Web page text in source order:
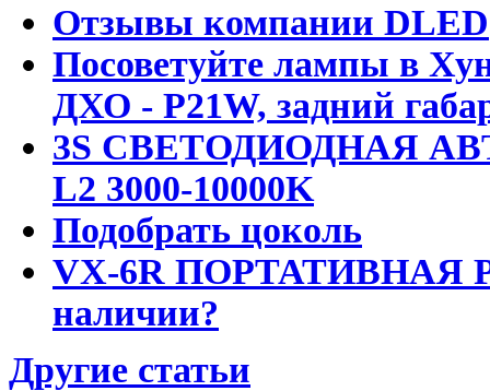
Отзывы компании DLED
Посоветуйте лампы в
ДХО - P21W, задний
3S СВЕТОДИОДНАЯ
L2 3000-10000K
Подобрать цоколь
VX-6R ПОРТАТИВНАЯ
наличии?
Другие статьи